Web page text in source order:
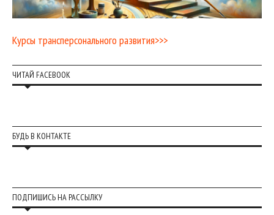
Курсы трансперсонального развития>>>
ЧИТАЙ FACEBOOK
БУДЬ В КОНТАКТЕ
ПОДПИШИСЬ НА РАССЫЛКУ